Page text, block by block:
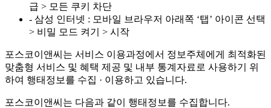
급 > 모든 쿠키 차단
- 삼성 인터넷 : 모바일 브라우저 아래쪽 ‘탭’ 아이콘 선택
> 비밀 모드 켜기 > 시작
포스코이앤씨는 서비스 이용과정에서 정보주체에게 최적화된
맞춤형 서비스 및 혜택 제공 및 내부 통계자료로 사용하기 위
하여 행태정보를 수집 · 이용하고 있습니다.
포스코이앤씨는 다음과 같이 행태정보를 수집합니다.